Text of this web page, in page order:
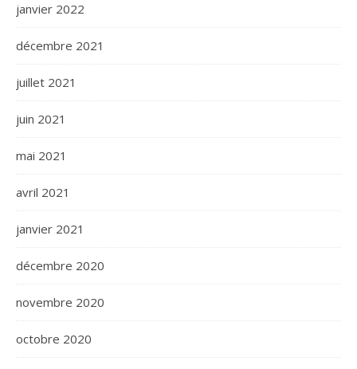
janvier 2022
décembre 2021
juillet 2021
juin 2021
mai 2021
avril 2021
janvier 2021
décembre 2020
novembre 2020
octobre 2020